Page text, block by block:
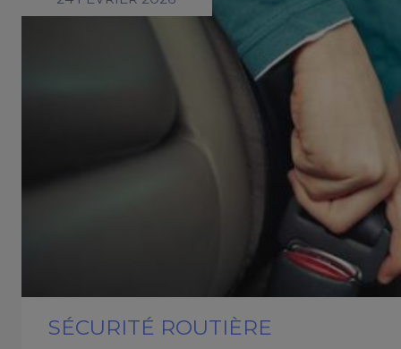
SÉCURITÉ ROUTIÈRE